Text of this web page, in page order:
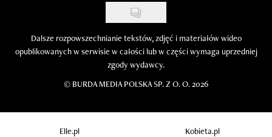
Dalsze rozpowszechnianie tekstów, zdjęć i materiałów wideo
opublikowanych w serwisie w całości lub w części wymaga uprzedniej
zgody wydawcy.
© BURDA MEDIA POLSKA SP. Z O. O. 2026
Elle.pl
Kobieta.pl